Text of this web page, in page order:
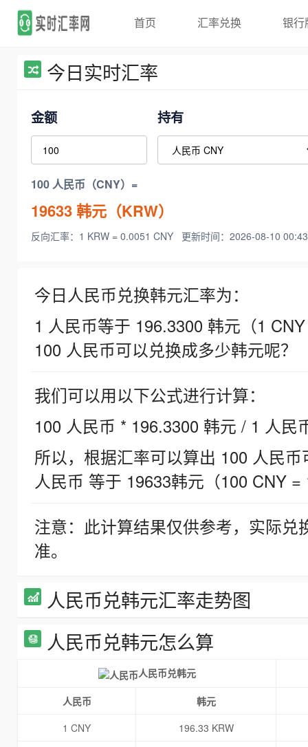
首页 汇率兑换 银行
今日实时汇率
金额 持有
100 人民币（CNY）=
19633韩元（KRW）
反向汇率：1 KRW = 0.0051 CNY 更新时间：2026-08-10
今日人民币兑换韩元汇率为：
1 人民币等于 196.3300 韩元（1
100 人民币可以兑换成多少韩元呢？
我们可以用以下公式进行计算：
100 人民币 * 196.3300 韩元 / 1 人民
所以，根据汇率可以算出 100 人民
人民币 等于 19633韩元（100 CNY =
注意：此计算结果仅供参考，实际
准。
人民币兑韩元汇率走势图
人民币兑韩元怎么算
人民币兑韩元
人民币
韩元
1 CNY
196.33 KRW